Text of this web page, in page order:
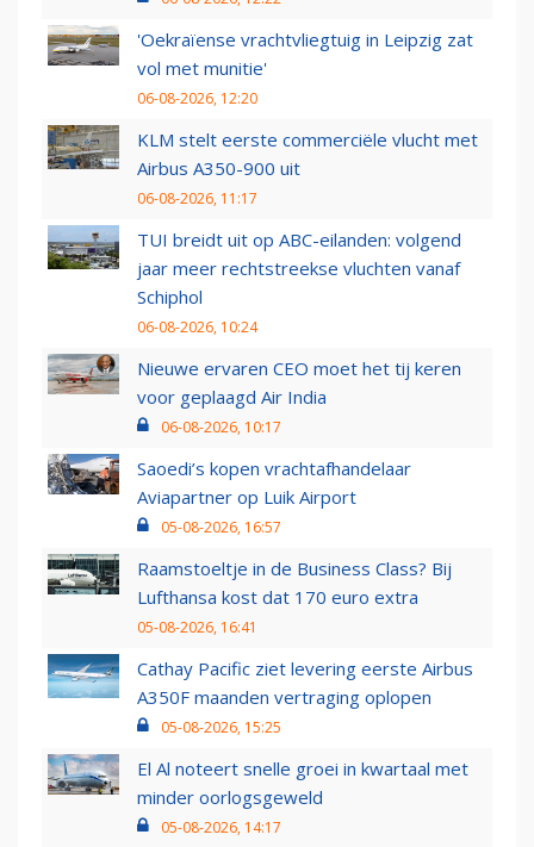
'Oekraïense vrachtvliegtuig in Leipzig zat
vol met munitie'
06-08-2026, 12:20
KLM stelt eerste commerciële vlucht met
Airbus A350-900 uit
06-08-2026, 11:17
TUI breidt uit op ABC-eilanden: volgend
jaar meer rechtstreekse vluchten vanaf
Schiphol
06-08-2026, 10:24
Nieuwe ervaren CEO moet het tij keren
voor geplaagd Air India
06-08-2026, 10:17
Saoedi’s kopen vrachtafhandelaar
Aviapartner op Luik Airport
05-08-2026, 16:57
Raamstoeltje in de Business Class? Bij
Lufthansa kost dat 170 euro extra
05-08-2026, 16:41
Cathay Pacific ziet levering eerste Airbus
A350F maanden vertraging oplopen
05-08-2026, 15:25
El Al noteert snelle groei in kwartaal met
minder oorlogsgeweld
05-08-2026, 14:17